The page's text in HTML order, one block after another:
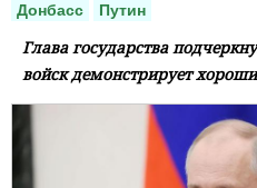
Донбасс Путин
Глава государства
войск демонстрирует